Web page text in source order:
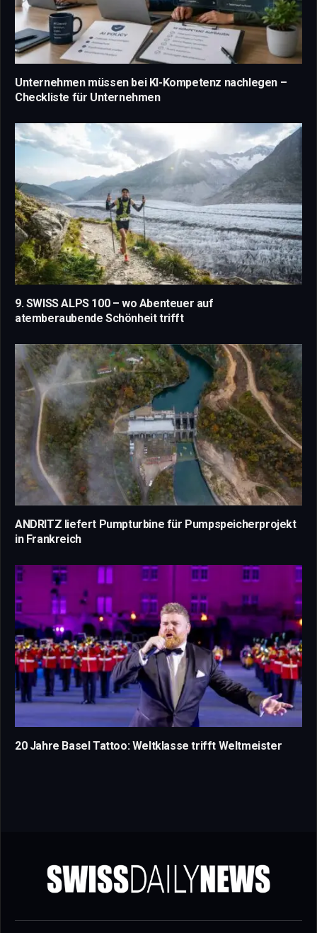
Unternehmen müssen bei KI-Kompetenz nachlegen –
Checkliste für Unternehmen
9. SWISS ALPS 100 – wo Abenteuer auf
atemberaubende Schönheit trifft
ANDRITZ liefert Pumpturbine für Pumpspeicherprojekt
in Frankreich
20 Jahre Basel Tattoo: Weltklasse trifft Weltmeister